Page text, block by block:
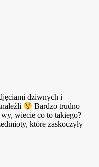
dziwnych i
Bardzo trudno
wiecie co to takiego?
które zaskoczyły